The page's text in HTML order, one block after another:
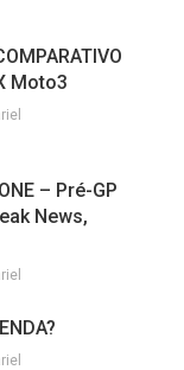
Moto3
– Pré-GP
News,